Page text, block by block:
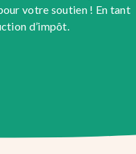
votre soutien ! En tant
d’impôt.